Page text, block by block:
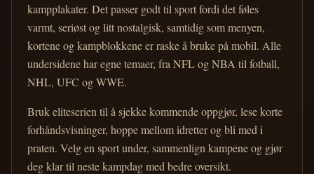
kampplakater. Det passer godt til sport fordi det føles
varmt, seriøst og litt nostalgisk, samtidig som menyen,
kortene og kampblokkene er raske å bruke på mobil. Alle
undersidene har egne temaer, fra NFL og NBA til fotball,
NHL, UFC og WWE.
Bruk eliteserien til å sjekke kommende oppgjør, lese korte
forhåndsvisninger, hoppe mellom idretter og bli med i
praten. Velg en sport under, sammenlign kampene og gjør
deg klar til neste kampdag med bedre oversikt.